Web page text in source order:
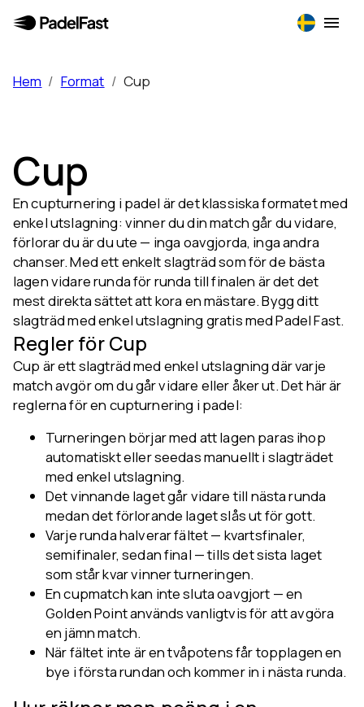
Hem / Format / Cup
Cup
En cupturnering i padel är det klassiska formatet med
enkel utslagning: vinner du din match går du vidare,
förlorar du är du ute — inga oavgjorda, inga andra
chanser. Med ett enkelt slagträd som för de bästa
lagen vidare runda för runda till finalen är det det
mest direkta sättet att kora en mästare. Bygg ditt
slagträd med enkel utslagning gratis med Padel Fast.
Regler för Cup
Cup är ett slagträd med enkel utslagning där varje
match avgör om du går vidare eller åker ut. Det här är
reglerna för en cupturnering i padel:
Turneringen börjar med att lagen paras ihop
automatiskt eller seedas manuellt i slagträdet
med enkel utslagning.
Det vinnande laget går vidare till nästa runda
medan det förlorande laget slås ut för gott.
Varje runda halverar fältet — kvartsfinaler,
semifinaler, sedan final — tills det sista laget
som står kvar vinner turneringen.
En cupmatch kan inte sluta oavgjort — en
Golden Point används vanligtvis för att avgöra
en jämn match.
När fältet inte är en tvåpotens får topplagen en
bye i första rundan och kommer in i nästa runda.